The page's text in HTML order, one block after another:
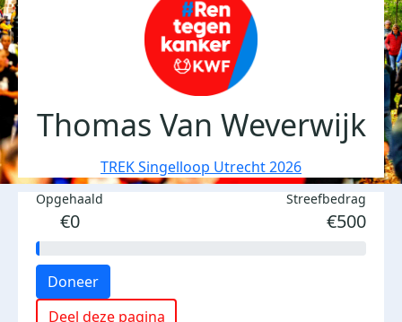
Thomas Van Weverwijk
TREK Singelloop Utrecht 2026
Opgehaald
€0
Streefbedrag
€500
Doneer
Deel deze pagina